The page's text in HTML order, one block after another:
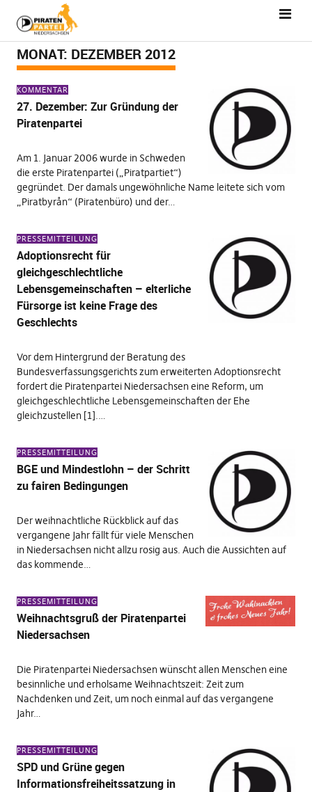
MONAT: DEZEMBER 2012
KOMMENTAR
27. Dezember: Zur Gründung der
Piratenpartei
Am 1. Januar 2006 wurde in Schweden
die erste Piratenpartei („Piratpartiet“)
gegründet. Der damals ungewöhnliche Name leitete sich vom
„Piratbyrån“ (Piratenbüro) und der…
PRESSEMITTEILUNG
Adoptionsrecht für
gleichgeschlechtliche
Lebensgemeinschaften – elterliche
Fürsorge ist keine Frage des
Geschlechts
Vor dem Hintergrund der Beratung des
Bundesverfassungsgerichts zum erweiterten Adoptionsrecht
fordert die Piratenpartei Niedersachsen eine Reform, um
gleichgeschlechtliche Lebensgemeinschaften der Ehe
gleichzustellen [1].…
PRESSEMITTEILUNG
BGE und Mindestlohn – der Schritt
zu fairen Bedingungen
Der weihnachtliche Rückblick auf das
vergangene Jahr fällt für viele Menschen
in Niedersachsen nicht allzu rosig aus. Auch die Aussichten auf
das kommende…
PRESSEMITTEILUNG
Weihnachtsgruß der Piratenpartei
Niedersachsen
Die Piratenpartei Niedersachsen wünscht allen Menschen eine
besinnliche und erholsame Weihnachtszeit: Zeit zum
Nachdenken und Zeit, um noch einmal auf das vergangene
Jahr…
PRESSEMITTEILUNG
SPD und Grüne gegen
Informationsfreiheitssatzung in